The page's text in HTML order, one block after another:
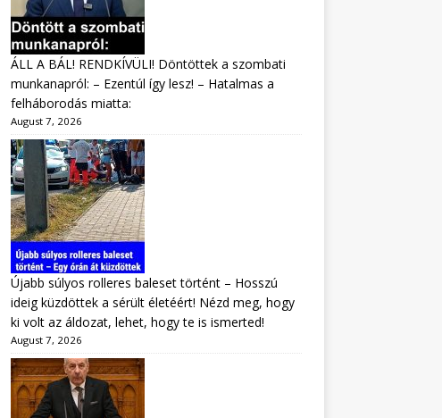
ÁLL A BÁL! RENDKÍVÜLI! Döntöttek a szombati
munkanapról: – Ezentúl így lesz! – Hatalmas a
felháborodás miatta:
August 7, 2026
Újabb súlyos rolleres baleset történt – Hosszú
ideig küzdöttek a sérült életéért! Nézd meg, hogy
ki volt az áldozat, lehet, hogy te is ismerted!
August 7, 2026